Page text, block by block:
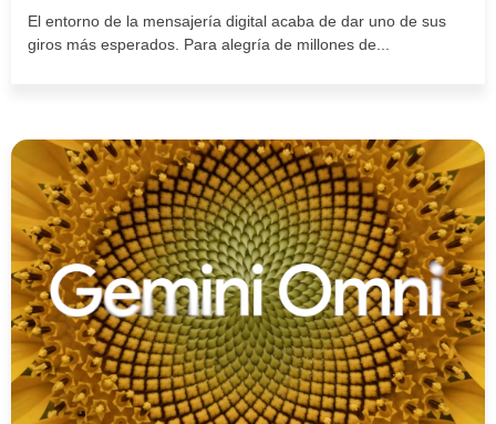
El entorno de la mensajería digital acaba de dar uno de sus
giros más esperados. Para alegría de millones de...